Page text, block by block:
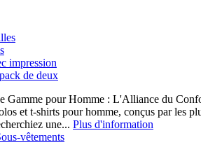
impression
de deux
Gamme pour Homme : L'Alliance du
et t-shirts pour homme, conçus par les
une... Plus d'information
vêtements